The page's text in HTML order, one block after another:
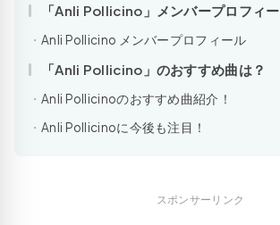
「Anli Pollicino」メンバープロフィー
Anli Pollicino メンバープロフィール
「Anli Pollicino」のおすすめ曲は？
Anli Pollicinoのおすすめ曲紹介！
Anli Pollicinoに今後も注目！
スポンサーリンク